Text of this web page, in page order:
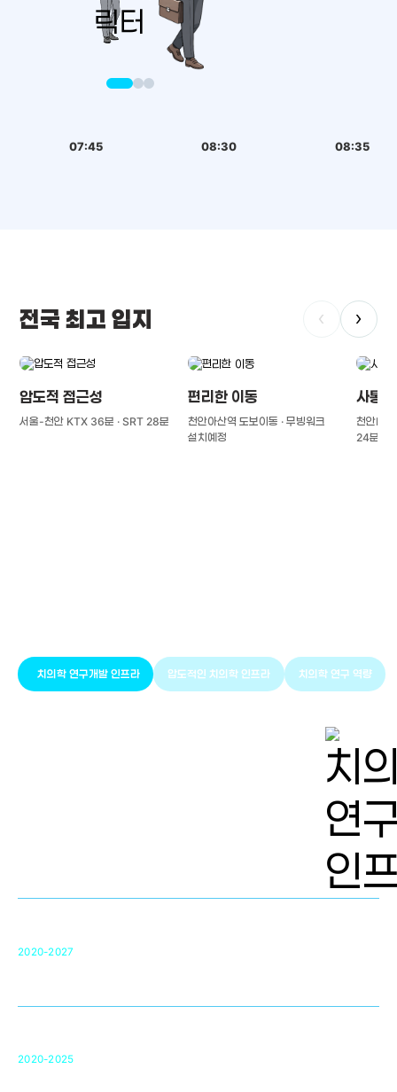
07:45 08:30 08:35
전국 최고 입지 ‹ ›
압도적 접근성
서울-천안 KTX 36분 · SRT 28분
편리한 이동
천안아산역 도보이동 · 무빙워크
설치예정
사통
천안IC(
24분
치의학 연구개발 인프라 압도적인 치의학 인프라 치의학 연구 역량
2020-2027
2020-2025